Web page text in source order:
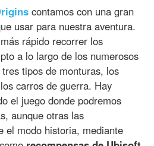
contamos con una gran
usar para nuestra aventura.
rápido recorrer los
a lo largo de los numerosos
tipos de monturas, los
carros de guerra. Hay
el juego donde podremos
aunque otras las
el modo historia, mediante